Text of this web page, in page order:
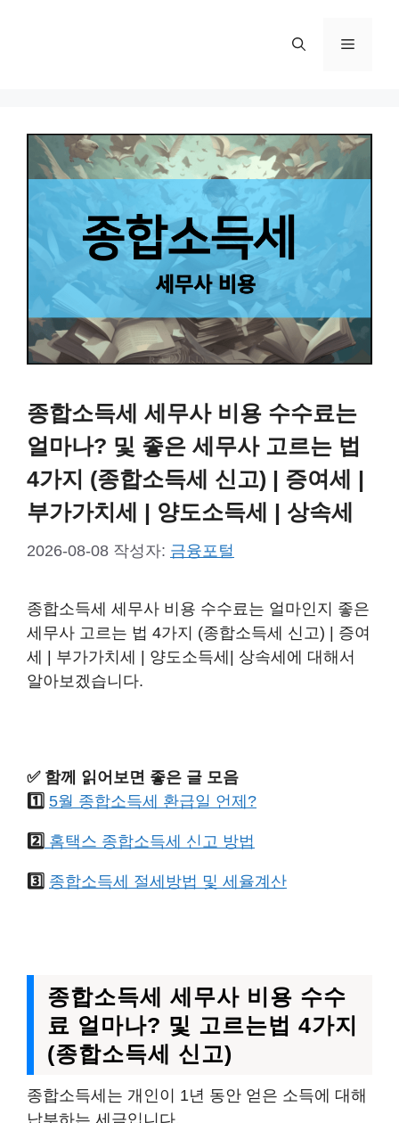
메
종합소득세 세무사 비용 수수료는
얼마나? 및 좋은 세무사 고르는 법
4가지 (종합소득세 신고) | 증여세 |
부가가치세 | 양도소득세 | 상속세
2026-08-08 작성자: 금융포털
종합소득세 세무사 비용 수수료는 얼마인지 좋은
세무사 고르는 법 4가지 (종합소득세 신고) | 증여
세 | 부가가치세 | 양도소득세| 상속세에 대해서
알아보겠습니다.
✅ 함께 읽어보면 좋은 글 모음
1️⃣ 5월 종합소득세 환급일 언제?
2️⃣ 홈택스 종합소득세 신고 방법
3️⃣ 종합소득세 절세방법 및 세율계산
종합소득세 세무사 비용 수수
료 얼마나? 및 고르는법 4가지
(종합소득세 신고)
종합소득세는 개인이 1년 동안 얻은 소득에 대해
납부하는 세금입니다.